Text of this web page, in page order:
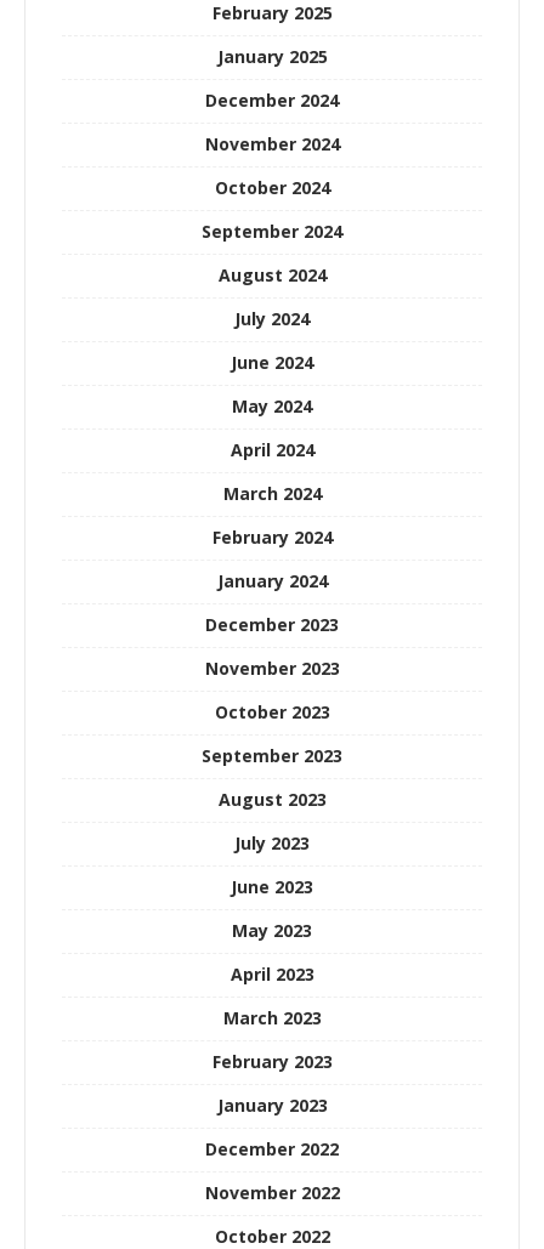
February 2025
January 2025
December 2024
November 2024
October 2024
September 2024
August 2024
July 2024
June 2024
May 2024
April 2024
March 2024
February 2024
January 2024
December 2023
November 2023
October 2023
September 2023
August 2023
July 2023
June 2023
May 2023
April 2023
March 2023
February 2023
January 2023
December 2022
November 2022
October 2022